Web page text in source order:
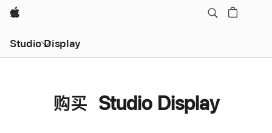
Apple
Studio Display
购买 Studio Display